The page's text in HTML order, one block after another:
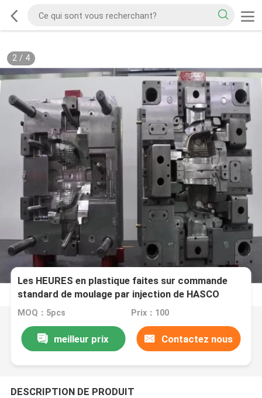
2/ 4
Les HEURES en plastique faites sur commande
standard de moulage par injection de HASCO
ouvrent le système de porte
MOQ：5pcs Prix：100
meilleur prix Contactez nous
DESCRIPTION DE PRODUIT